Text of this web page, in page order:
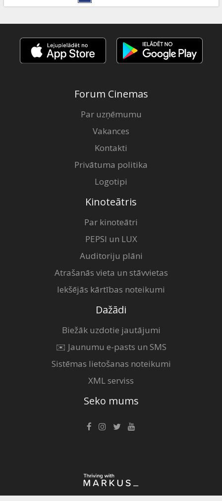
Forum Cinemas
Par uzņēmumu
Vakances
Kontakti
Privātuma politika
Logotipi
Kinoteātris
Par kinoteātri
PEPSI un LUX
Auditoriju plāni
Atrašanās vieta un stāvvietas
Iekšējās kārtības noteikumi
Dažādi
Biežāk uzdotie jautājumi
✉️ Jaunumu e-pasts un SMS
Sistēmas lietošanas noteikumi
XML serviss
Seko mums